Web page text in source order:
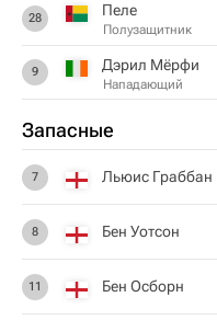
28 Пеле
Полузащитник
9 Дэрил Мёрфи
Нападающий
Запасные
7 Льюис Граббан
8 Бен Уотсон
11 Бен Осборн